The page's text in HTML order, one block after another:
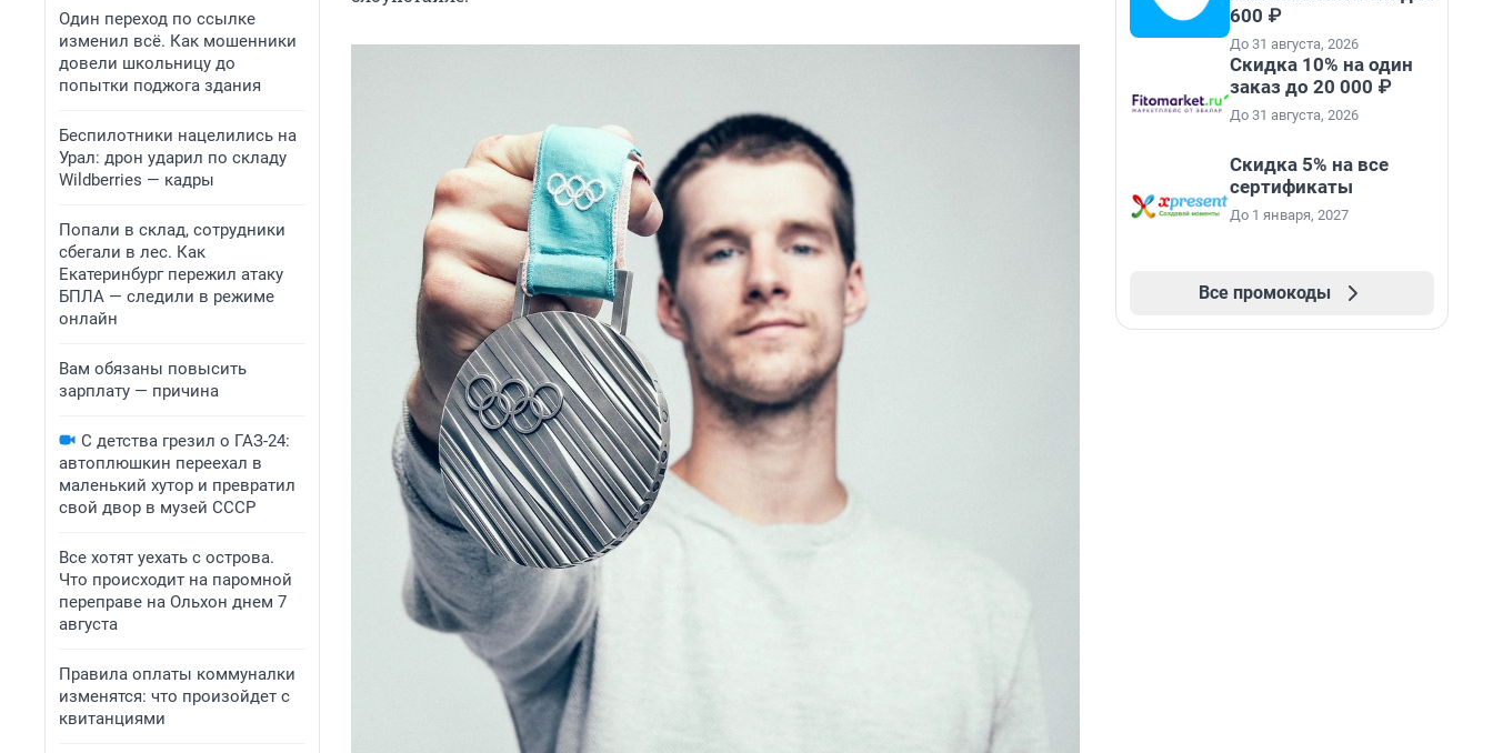
Один переход по ссылке
изменил всё. Как мошенники
довели школьницу до
попытки поджога здания
Беспилотники нацелились на
Урал: дрон ударил по складу
Wildberries — кадры
Попали в склад, сотрудники
сбегали в лес. Как
Екатеринбург пережил атаку
БПЛА — следили в режиме
онлайн
Вам обязаны повысить
зарплату — причина
С детства грезил о ГАЗ-24:
автоплюшкин переехал в
маленький хутор и превратил
свой двор в музей СССР
Все хотят уехать с острова.
Что происходит на паромной
переправе на Ольхон днем 7
августа
Правила оплаты коммуналки
изменятся: что произойдет с
квитанциями
600 ₽
До 31 августа, 2026
Скидка 10% на один
заказ до 20 000 ₽
До 31 августа, 2026
Скидка 5% на все
сертификаты
До 1 января, 2027
Все промокоды